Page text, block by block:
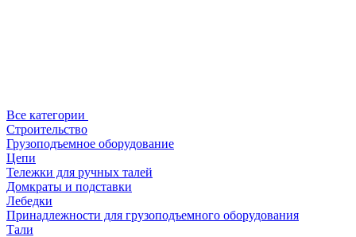
Все категории
Строительство
Грузоподъемное оборудование
Цепи
Тележки для ручных талей
Домкраты и подставки
Лебедки
Принадлежности для грузоподъемного оборудования
Тали